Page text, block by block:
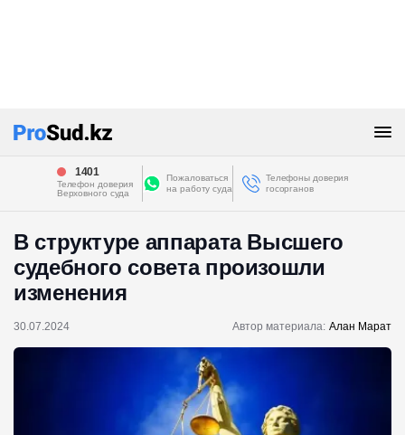
1401
Телефон доверия
Верховного суда
Пожаловаться
на работу суда
Телефоны доверия
госорганов
В структуре аппарата Высшего
судебного совета произошли
изменения
30.07.2024 Автор материала: Алан Марат